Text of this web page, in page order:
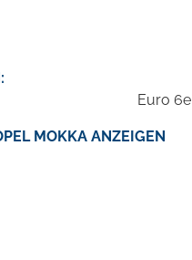
Euro 6e
MOKKA ANZEIGEN